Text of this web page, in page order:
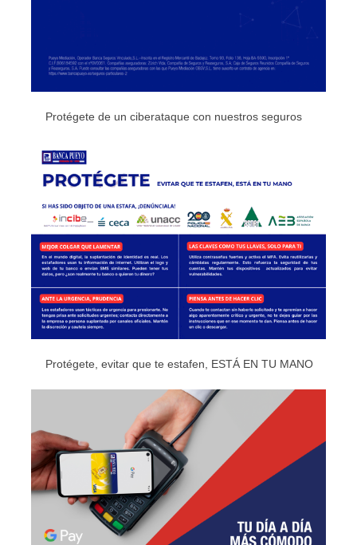
Protégete de un ciberataque con nuestros seguros
Protégete, evitar que te estafen, ESTÁ EN TU MANO